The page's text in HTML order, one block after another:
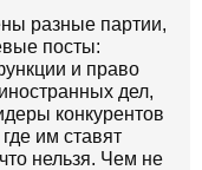
разные партии,
посты:
и право
дел,
конкурентов
им ставят
нельзя. Чем не